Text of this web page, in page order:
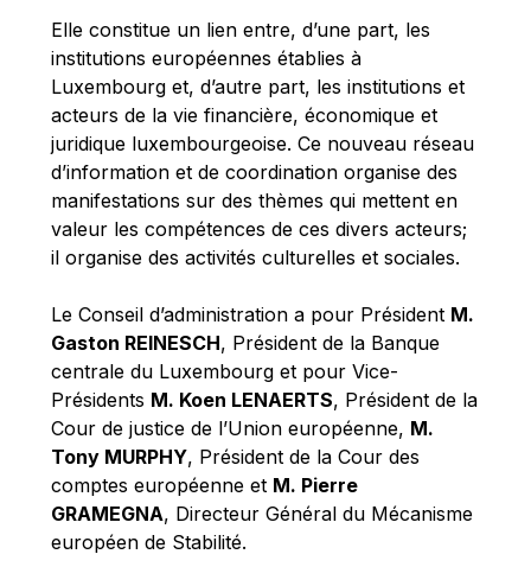
Michael Sohlman
Michel Goedert
Mireille Delmas-Marty
Nobuo Tanaka
Otmar Issing
Paolo Mengozzi
Paschal Donohoe
Pat Cox
Patrizia Nanz
Philippe Maystadt
Pierre Gramegna
Richard Pelly
Robert Goebbels
Robert REYNDERS
Elle constitue un lien entre, d’une part, les
institutions européennes établies à
Luxembourg et, d’autre part, les institutions et
acteurs de la vie financière, économique et
juridique luxembourgeoise. Ce nouveau réseau
d’information et de coordination organise des
manifestations sur des thèmes qui mettent en
valeur les compétences de ces divers acteurs;
il organise des activités culturelles et sociales.
Le Conseil d’administration a pour Président M.
Gaston REINESCH, Président de la Banque
centrale du Luxembourg et pour Vice-
Présidents M. Koen LENAERTS, Président de la
Cour de justice de l’Union européenne, M.
Tony MURPHY, Président de la Cour des
comptes européenne et M. Pierre
GRAMEGNA, Directeur Général du Mécanisme
européen de Stabilité.